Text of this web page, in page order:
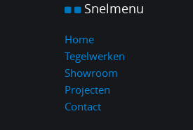
Snelmenu
Home
Tegelwerken
Showroom
Projecten
Contact